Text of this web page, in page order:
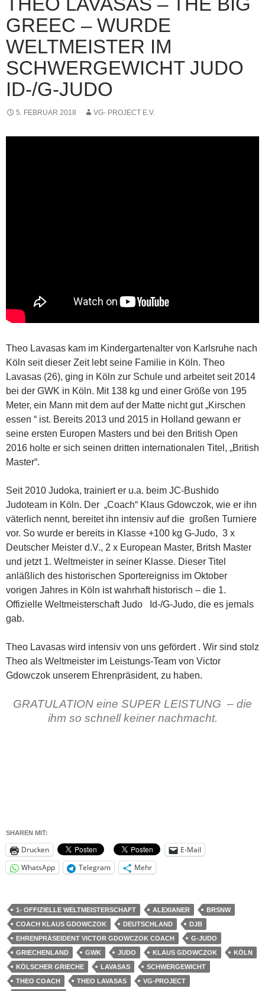
GREEC – WURDE
WELTMEISTER IM
SCHWERGEWICHT JUDO
ID-/G-JUDO
5. FEBRUAR 2018 VG- PROJECT E.V.
Theo Lavasas kam im Kindergartenalter von Karlsruhe nach
Köln seit dieser Zeit lebt seine Familie in Köln. Theo
Lavasas (26), ging in Köln zur Schule und arbeitet seit 2014
bei der GWK in Köln. Mit 138 kg und einer Größe von 195
Meter, ein Mann mit dem auf der Matte nicht gut „Kirschen
essen “ ist. Bereits 2013 und 2015 in Holland gewann er
seine ersten Europen Masters und bei den British Open
2016 holte er sich seinen dritten internationalen Titel, „British
Master“.
Seit 2010 Judoka, trainiert er u.a. beim JC-Bushido
Judoteam in Köln. Der „Coach“ Klaus Gdowczok, wie er ihn
väterlich nennt, bereitet ihn intensiv auf die großen Turniere
vor. So wurde er bereits in Klasse +100 kg G-Judo, 3 x
Deutscher Meister d.V., 2 x European Master, Britsh Master
und jetzt 1. Weltmeister in seiner Klasse. Dieser Titel
anläßlich des historischen Sportereigniss im Oktober
vorigen Jahres in Köln ist wahrhaft historisch – die 1.
Offizielle Weltmeisterschaft Judo Id-/G-Judo, die es jemals
gab.
Theo Lavasas wird intensiv von uns gefördert . Wir sind stolz
Theo als Weltmeister im Leistungs-Team von Victor
Gdowczok unserem Ehrenpräsident, zu haben.
GRATULATION eine SUPER LEISTUNG – die
ihm so schnell keiner nachmacht.
SHAREN MIT:
Drucken
E-Mail
WhatsApp
Telegram Mehr
1- OFFIZIELLE WELTMEISTERSCHAFT ALEXIANER
BRSNW
COACH KLAUS GDOWCZOK
DEUTSCHLAND
DJB
EHRENPRÄSEIDENT VICTOR GDOWCZOK COACH
G-JUDO
GRIECHENLAND
GWK JUDO KLAUS GDOWCZOK
KÖLN
KÖLSCHER GRIECHE
LAVASAS
SCHWERGEWICHT
THEO COACH
THEO LAVASAS
VG-PROJECT